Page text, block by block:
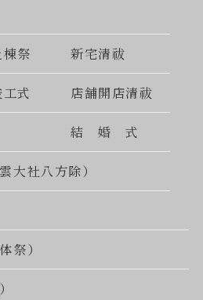
棟祭 新宅清祓
式 店舗開店清祓
結 婚 式
大社八方除）
祭）